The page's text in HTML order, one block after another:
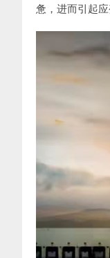
惫，进而引起